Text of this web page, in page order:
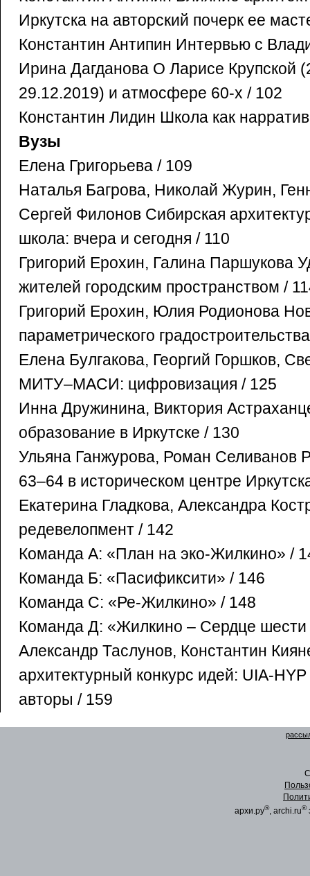
Иркутска на авторский почерк ее
Константин Антипин Интервью с
Ирина Дагданова О Ларисе Крупской
29.12.2019) и атмосфере 60-х / 102
Константин Лидин Школа как
Вузы
Елена Григорьева / 109
Наталья Багрова, Николай Журин,
Сергей Филонов Сибирская
школа: вчера и сегодня / 110
Григорий Ерохин, Галина Паршукова
жителей городским пространством /
Григорий Ерохин, Юлия Родионова
параметрического
Елена Булгакова, Георгий Горшков,
МИТУ–МАСИ: цифровизация / 125
Инна Дружинина, Виктория
образование в Иркутске / 130
Ульяна Ганжурова, Роман Селиванов
63–64 в историческом центре
Екатерина Гладкова, Александра
редевелопмент / 142
Команда А: «План на эко-Жилкино» /
Команда Б: «Пасификсити» / 146
Команда C: «Ре-Жилкино» / 148
Команда Д: «Жилкино – Сердце шести
Александр Таслунов, Константин
архитектурный конкурс идей: UIA-
авторы / 159
архи.ру®, archi.ru®